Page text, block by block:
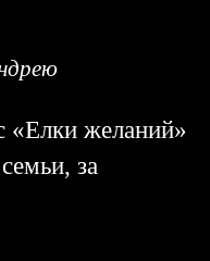
«Елки желаний»
за